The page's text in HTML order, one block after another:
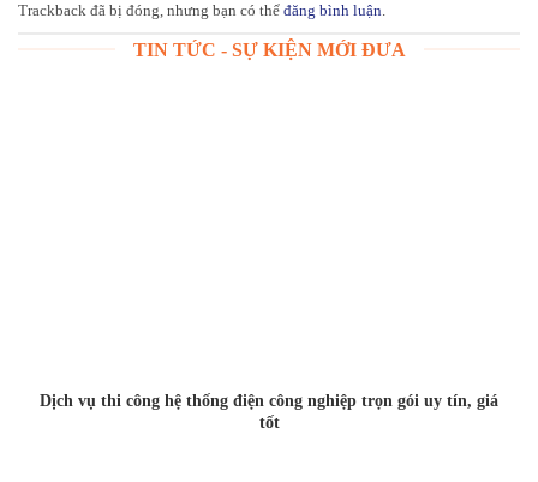
Trackback đã bị đóng, nhưng bạn có thể đăng bình luận.
TIN TỨC - SỰ KIỆN MỚI ĐƯA
Dịch vụ thi công hệ thống điện công nghiệp trọn gói uy tín, giá
tốt